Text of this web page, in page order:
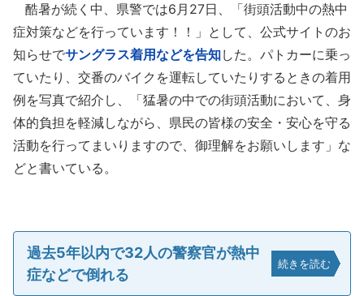
酷暑が続く中、県警では6月27日、「街頭活動中の熱中
症対策などを行っています！！」として、公式サイトのお
知らせでサングラス着用などを告知した。パトカーに乗っ
ていたり、交番のバイクを運転していたりするときの着用
例を写真で紹介し、「猛暑の中での街頭活動において、身
体的負担を軽減しながら、県民の皆様の安全・安心を守る
活動を行ってまいりますので、御理解をお願いします」な
どと書いている。
過去5年以内で32人の警察官が熱中
症などで倒れる
続きを読む